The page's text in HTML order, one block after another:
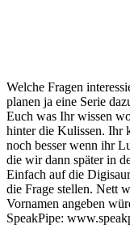
Welche Fragen
planen ja eine Serie
Euch was Ihr wissen
hinter die Kulissen. Ihr
noch besser wenn ihr
die wir dann später in
Einfach auf die
die Frage stellen. Nett
Vornamen angeben
SpeakPipe: